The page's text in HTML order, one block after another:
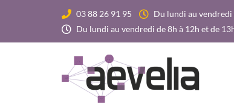
03 88 26 91 95 Du lundi au vendredi
Du lundi au vendredi de 8h à 12h et de